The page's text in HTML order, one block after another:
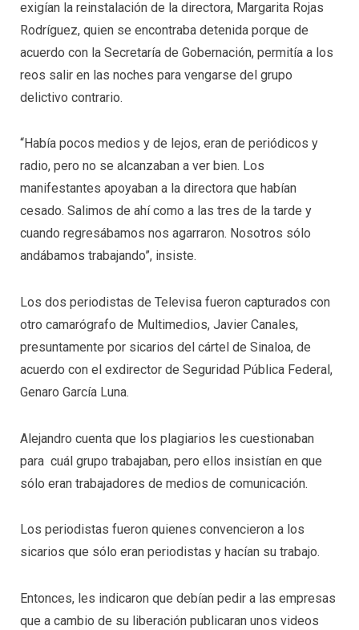
exigían la reinstalación de la directora, Margarita Rojas
Rodríguez, quien se encontraba detenida porque de
acuerdo con la Secretaría de Gobernación, permitía a los
reos salir en las noches para vengarse del grupo
delictivo contrario.
“Había pocos medios y de lejos, eran de periódicos y
radio, pero no se alcanzaban a ver bien. Los
manifestantes apoyaban a la directora que habían
cesado. Salimos de ahí como a las tres de la tarde y
cuando regresábamos nos agarraron. Nosotros sólo
andábamos trabajando”, insiste.
Los dos periodistas de Televisa fueron capturados con
otro camarógrafo de Multimedios, Javier Canales,
presuntamente por sicarios del cártel de Sinaloa, de
acuerdo con el exdirector de Seguridad Pública Federal,
Genaro García Luna.
Alejandro cuenta que los plagiarios les cuestionaban
para cuál grupo trabajaban, pero ellos insistían en que
sólo eran trabajadores de medios de comunicación.
Los periodistas fueron quienes convencieron a los
sicarios que sólo eran periodistas y hacían su trabajo.
Entonces, les indicaron que debían pedir a las empresas
que a cambio de su liberación publicaran unos videos